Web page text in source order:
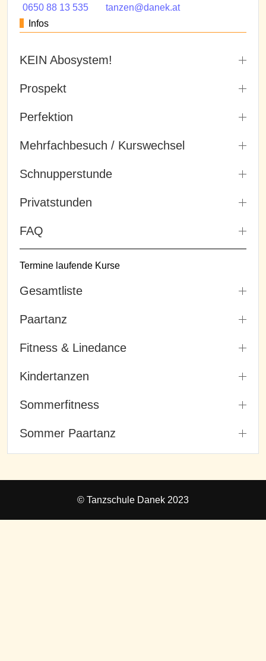
0650 88 13 535
tanzen@danek.at
Infos
KEIN Abosystem!
Prospekt
Perfektion
Mehrfachbesuch / Kurswechsel
Schnupperstunde
Privatstunden
FAQ
Termine laufende Kurse
Gesamtliste
Paartanz
Fitness & Linedance
Kindertanzen
Sommerfitness
Sommer Paartanz
© Tanzschule Danek 2023